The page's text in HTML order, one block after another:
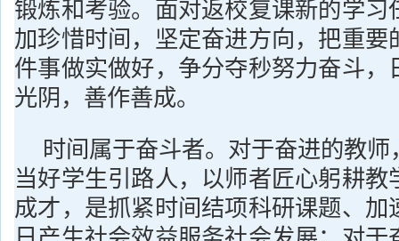
锻炼和考验。面对返校复课新的学习
加珍惜时间，坚定奋进方向，把重要
件事做实做好，争分夺秒努力奋斗，
光阴，善作善成。
时间属于奋斗者。对于奋进的教
当好学生引路人，以师者匠心躬耕教
成才，是抓紧时间结项科研课题、加